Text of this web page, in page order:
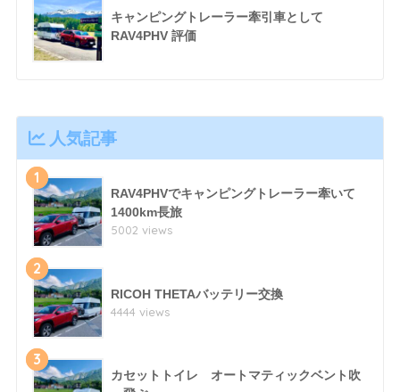
キャンピングトレーラー牽引車として
RAV4PHV 評価
人気記事
1
RAV4PHVでキャンピングトレーラー牽いて
1400km長旅
5002 views
2
RICOH THETAバッテリー交換
4444 views
3
カセットトイレ オートマティックベント吹